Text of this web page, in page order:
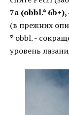
7a (obbl.*
(в прежних
* obbl. -
уровень